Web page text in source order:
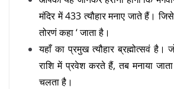
मंदिर में 433 त्यौहार मनाए जाते हैं।
तोरणं कहा ‘ जाता है।
यहाँ का प्रमुख त्यौहार ब्रह्मोत्सवं है।
राशि में प्रवेश करते हैं, तब मनाया
चलता है।